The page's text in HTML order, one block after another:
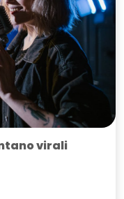
virali